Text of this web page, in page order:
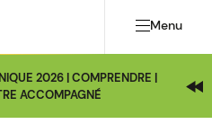
Menu
2026 | COMPRENDRE |
ACCOMPAGNÉ